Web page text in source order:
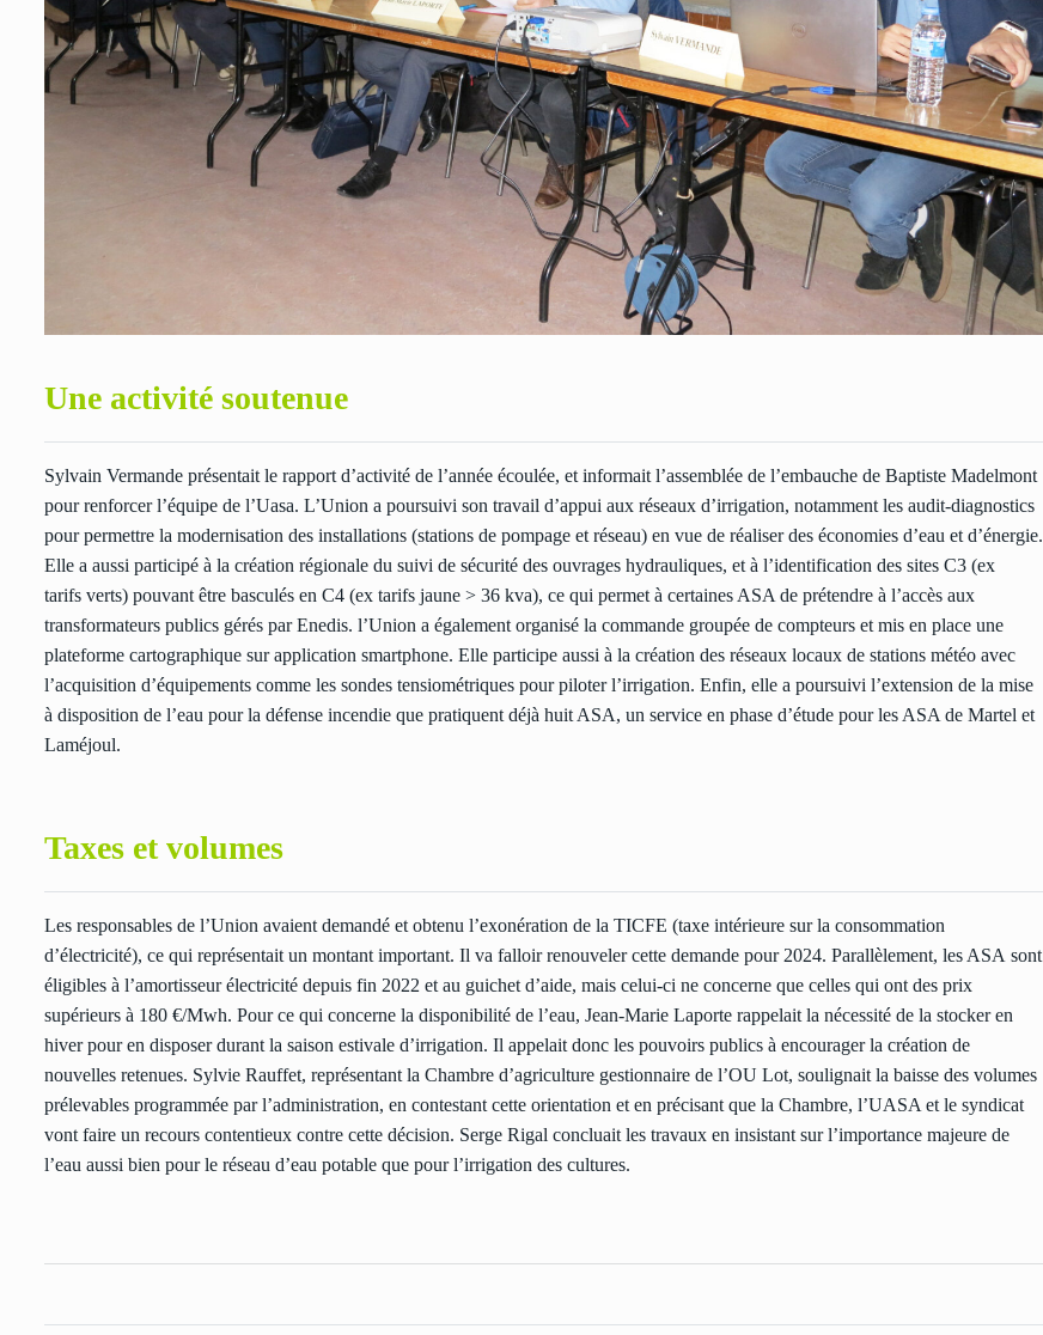
Une activité soutenue
Sylvain Vermande présentait le rapport d’activité de l’année écoulée, et informait l’assemblée de l’embauche de Baptiste Madelmont
pour renforcer l’équipe de l’Uasa. L’Union a poursuivi son travail d’appui aux réseaux d’irrigation, notamment les audit-diagnostics
pour permettre la modernisation des installations (stations de pompage et réseau) en vue de réaliser des économies d’eau et d’énergie.
Elle a aussi participé à la création régionale du suivi de sécurité des ouvrages hydrauliques, et à l’identification des sites C3 (ex
tarifs verts) pouvant être basculés en C4 (ex tarifs jaune > 36 kva), ce qui permet à certaines ASA de prétendre à l’accès aux
transformateurs publics gérés par Enedis. l’Union a également organisé la commande groupée de compteurs et mis en place une
plateforme cartographique sur application smartphone. Elle participe aussi à la création des réseaux locaux de stations météo avec
l’acquisition d’équipements comme les sondes tensiométriques pour piloter l’irrigation. Enfin, elle a poursuivi l’extension de la mise
à disposition de l’eau pour la défense incendie que pratiquent déjà huit ASA, un service en phase d’étude pour les ASA de Martel et
Laméjoul.
Taxes et volumes
Les responsables de l’Union avaient demandé et obtenu l’exonération de la TICFE (taxe intérieure sur la consommation
d’électricité), ce qui représentait un montant important. Il va falloir renouveler cette demande pour 2024. Parallèlement, les ASA sont
éligibles à l’amortisseur électricité depuis fin 2022 et au guichet d’aide, mais celui-ci ne concerne que celles qui ont des prix
supérieurs à 180 €/Mwh. Pour ce qui concerne la disponibilité de l’eau, Jean-Marie Laporte rappelait la nécessité de la stocker en
hiver pour en disposer durant la saison estivale d’irrigation. Il appelait donc les pouvoirs publics à encourager la création de
nouvelles retenues. Sylvie Rauffet, représentant la Chambre d’agriculture gestionnaire de l’OU Lot, soulignait la baisse des volumes
prélevables programmée par l’administration, en contestant cette orientation et en précisant que la Chambre, l’UASA et le syndicat
vont faire un recours contentieux contre cette décision. Serge Rigal concluait les travaux en insistant sur l’importance majeure de
l’eau aussi bien pour le réseau d’eau potable que pour l’irrigation des cultures.